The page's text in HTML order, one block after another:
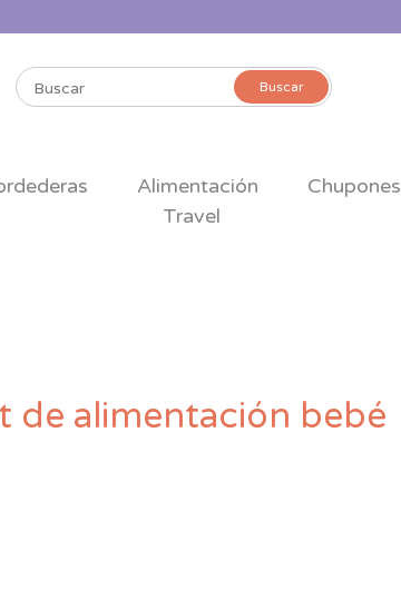
Buscar
Buscar
Alimentación Chupones
Travel
de alimentación bebé